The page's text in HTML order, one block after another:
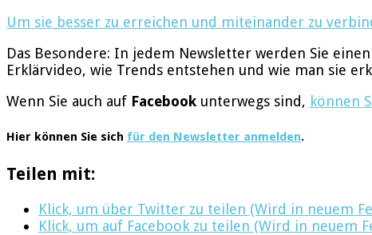
Um sie besser zu erreichen und miteinander zu
Das Besondere: In jedem Newsletter werden Sie
Erklärvideo, wie Trends entstehen und wie man sie
Wenn Sie auch auf Facebook unterwegs sind, können
Hier können Sie sich für den Newsletter anmelden.
Teilen mit:
Klick, um über Twitter zu teilen (Wird in neuem
Klick, um auf Facebook zu teilen (Wird in neuem